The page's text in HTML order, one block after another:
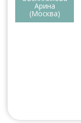
Арина
(Москва)